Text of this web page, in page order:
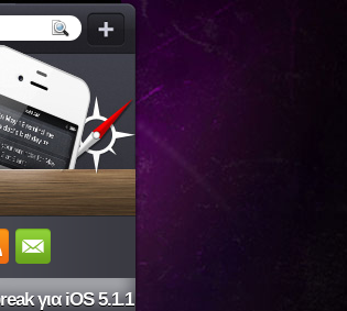
για iOS 5.1.1